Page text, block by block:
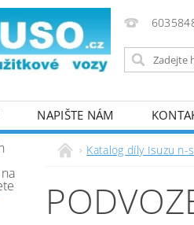
NAPIŠTE NÁM
ÚDAJŮ
Katalog díly Isuzu n-